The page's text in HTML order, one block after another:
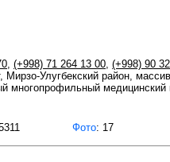
, (+998) 71 264 13 00, (+998) 90
Мирзо-Улугбекский район,
многопрофильный
Фото: 17